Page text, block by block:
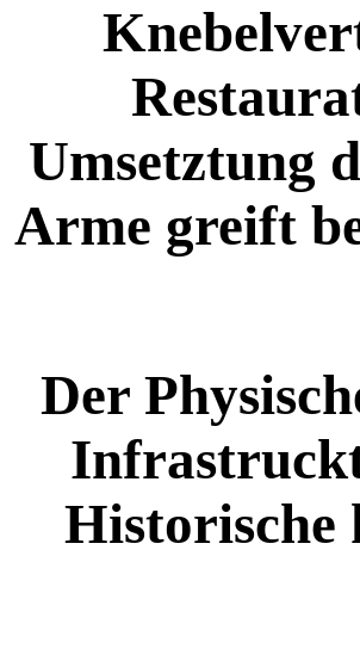
Umsetztung
Arme greift
Der
Historische